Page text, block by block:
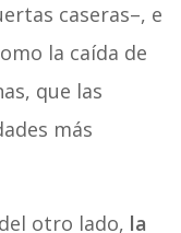
caseras–, e
la caída de
que las
más
otro lado, la